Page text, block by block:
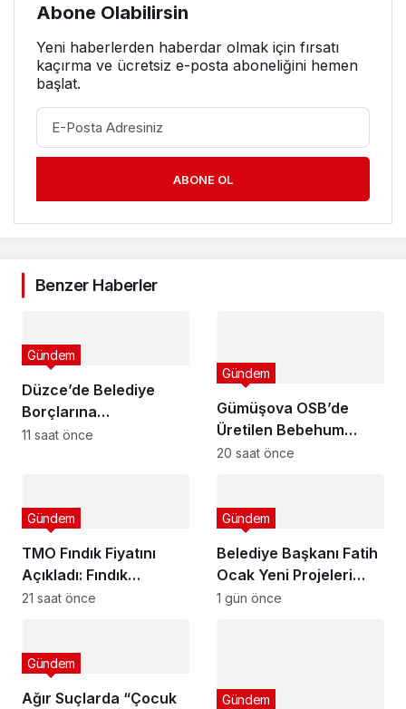
Abone Olabilirsin
Yeni haberlerden haberdar olmak için fırsatı
kaçırma ve ücretsiz e-posta aboneliğini hemen
başlat.
ABONE OL
Benzer Haberler
Düzce’de Belediye
Borçlarına
Yapılandırma!
Gündem
11 saat önce
Gümüşova OSB’de
Üretilen Bebehum
Dünya Devleriyle
Gündem
20 saat önce
TMO Fındık Fiyatını
Açıkladı: Fındık
Üreticisi Hayal Kırıklığı
Gündem
21 saat önce
Belediye Başkanı Fatih
Ocak Yeni Projeleri
Duyurdu
Gündem
1 gün önce
Ağır Suçlarda “Çocuk
Gündem
Gündem